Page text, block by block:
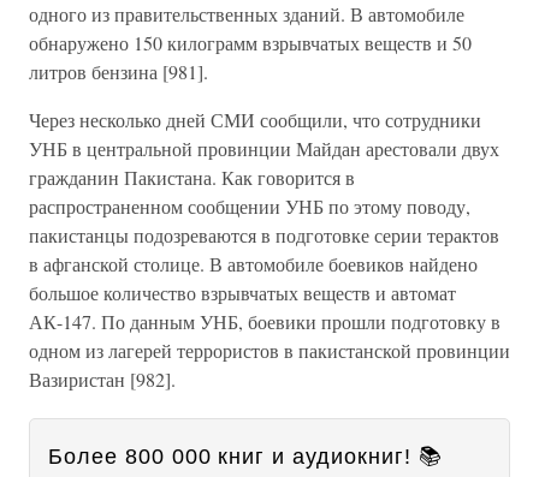
одного из правительственных зданий. В автомобиле
обнаружено 150 килограмм взрывчатых веществ и 50
литров бензина [981].
Через несколько дней СМИ сообщили, что сотрудники
УНБ в центральной провинции Майдан арестовали двух
гражданин Пакистана. Как говорится в
распространенном сообщении УНБ по этому поводу,
пакистанцы подозреваются в подготовке серии терактов
в афганской столице. В автомобиле боевиков найдено
большое количество взрывчатых веществ и автомат
АК-147. По данным УНБ, боевики прошли подготовку в
одном из лагерей террористов в пакистанской провинции
Вазиристан [982].
Более 800 000 книг и аудиокниг! 📚